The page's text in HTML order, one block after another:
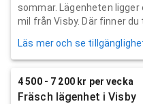
sommar. Lägenheten
mil från Visby. Där finner du
Läs mer och se
4 500 - 7 200 kr per vecka
Fräsch lägenhet i Visby